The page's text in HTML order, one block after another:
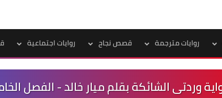
روايات مترجمة قصص نجاح روايات اجتماعية
وردتى الشائكة بقلم ميار خالد - الفصل